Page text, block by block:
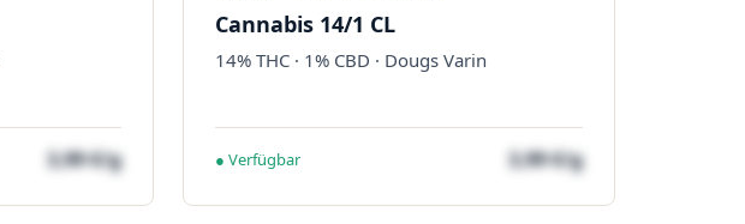
3,99 €/g
Cannabis 14/1 CL
14% THC · 1% CBD · Dougs Varin
● Verfügbar 3,99 €/g